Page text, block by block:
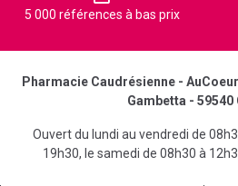
5 000 références à bas prix
Pharmacie Caudrésienne -
Gambetta - 59540
Ouvert du lundi au vendredi de
19h30, le samedi de 08h30 à